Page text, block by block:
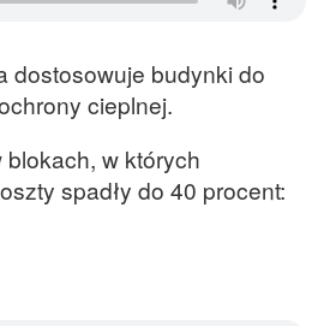
dostosowuje budynki do
cieplnej.
w których
spadły do 40 procent: